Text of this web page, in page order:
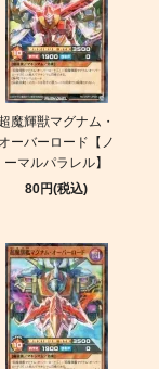
超魔輝獣マグナム・
オーバーロード【ノ
ーマルパラレル】
80円(税込)